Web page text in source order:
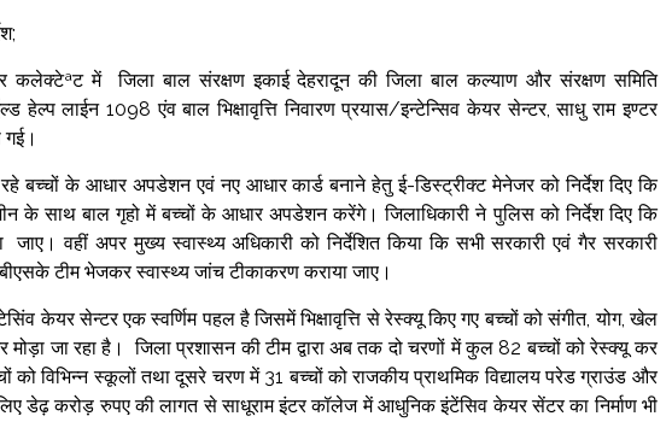
कलेक्टेªट में जिला बाल संरक्षण इकाई देहरादून की जिला बाल कल्याण और संरक्षण समिति
हेल्प लाईन 1098 एंव बाल भिक्षावृत्ति निवारण प्रयास/इन्टेन्सिव केयर सेन्टर, साधु राम इण्टर
रहे बच्चों के आधार अपडेशन एवं नए आधार कार्ड बनाने हेतु ई-डिस्ट्रीक्ट मेनेजर को निर्देश दिए कि
के साथ बाल गृहो में बच्चों के आधार अपडेशन करेंगे। जिलाधिकारी ने पुलिस को निर्देश दिए कि
जाए। वहीं अपर मुख्य स्वास्थ्य अधिकारी को निर्देशित किया कि सभी सरकारी एवं गैर सरकारी
टीम भेजकर स्वास्थ्य जांच टीकाकरण कराया जाए।
केयर सेन्टर एक स्वर्णिम पहल है जिसमें भिक्षावृत्ति से रेस्क्यू किए गए बच्चों को संगीत, योग, खेल
मोड़ा जा रहा है। जिला प्रशासन की टीम द्वारा अब तक दो चरणों में कुल 82 बच्चों को रेस्क्यू कर
विभिन्न स्कूलों तथा दूसरे चरण में 31 बच्चों को राजकीय प्राथमिक विद्यालय परेड ग्राउंड और
डेढ़ करोड़ रुपए की लागत से साधूराम इंटर कॉलेज में आधुनिक इंटेंसिव केयर सेंटर का निर्माण भी